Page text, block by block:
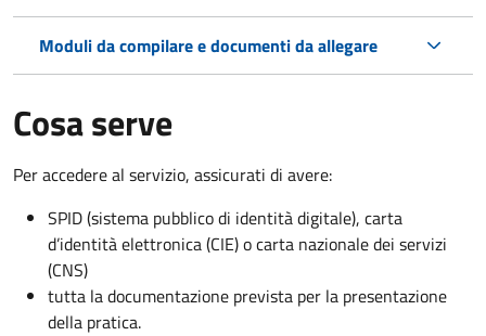
Moduli da compilare e documenti da allegare
Cosa serve
Per accedere al servizio, assicurati di avere:
SPID (sistema pubblico di identità digitale), carta
d’identità elettronica (CIE) o carta nazionale dei servizi
(CNS)
tutta la documentazione prevista per la presentazione
della pratica.